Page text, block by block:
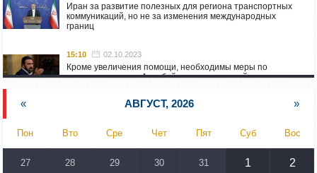
Иран за развитие полезных для региона транспортных
коммуникаций, но не за изменения международных
границ
15:10 02.10.2023
Кроме увеличения помощи, необходимы меры по
пресечению угроз Азербайджана: испанский депутат
Азербайджан обстреляли автомобиль ВС Армении,
перевозивший продовольствие
14:46 02.10.2023
« АВГУСТ, 2026 »
Пон Вто Сре Чет Пят Суб Вос
27 28 29 30 31 1 2